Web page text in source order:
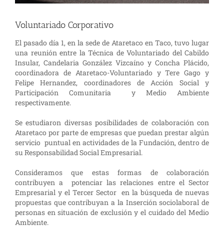
Voluntariado Corporativo
El pasado día 1, en la sede de Ataretaco en Taco, tuvo lugar
una reunión entre la Técnica de Voluntariado del Cabildo
Insular, Candelaria González Vizcaíno y Concha Plácido,
coordinadora de Ataretaco-Voluntariado y Tere Gago y
Felipe Hernandez, coordinadores de Acción Social y
Participación Comunitaria y Medio Ambiente
respectivamente.
Se estudiaron diversas posibilidades de colaboración con
Ataretaco por parte de empresas que puedan prestar algún
servicio puntual en actividades de la Fundación, dentro de
su Responsabilidad Social Empresarial.
Consideramos que estas formas de colaboración
contribuyen a potenciar las relaciones entre el Sector
Empresarial y el Tercer Sector en la búsqueda de nuevas
propuestas que contribuyan a la Inserción sociolaboral de
personas en situación de exclusión y el cuidado del Medio
Ambiente.